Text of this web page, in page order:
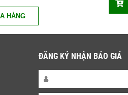
ĐĂNG KÝ NHẬN BÁO GIÁ